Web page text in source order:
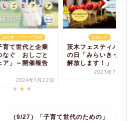
お仕事・メディア実績
育て世代と企業
なぐ おしごと
ア」～開催報告
2024年1月22日
お知らせ
茨木フェスティバル
の日「みらいきって
解放します！」
2023年7月13日
（9/27）「子育て世代のための」